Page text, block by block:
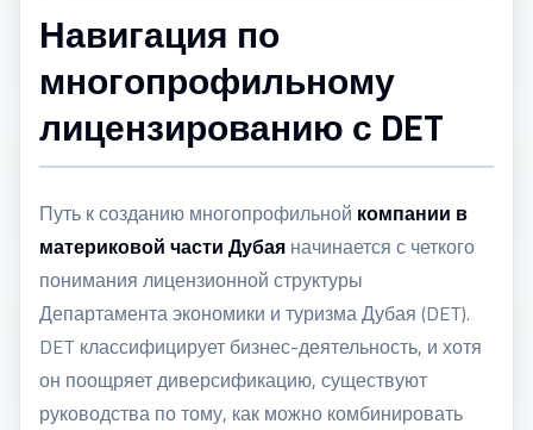
Навигация по
многопрофильному
лицензированию с DET
Путь к созданию многопрофильной компании в
материковой части Дубаяначинается с четкого
понимания лицензионной структуры
Департамента экономики и туризма Дубая (DET).
DET классифицирует бизнес-деятельность, и хотя
он поощряет диверсификацию, существуют
руководства по тому, как можно комбинировать